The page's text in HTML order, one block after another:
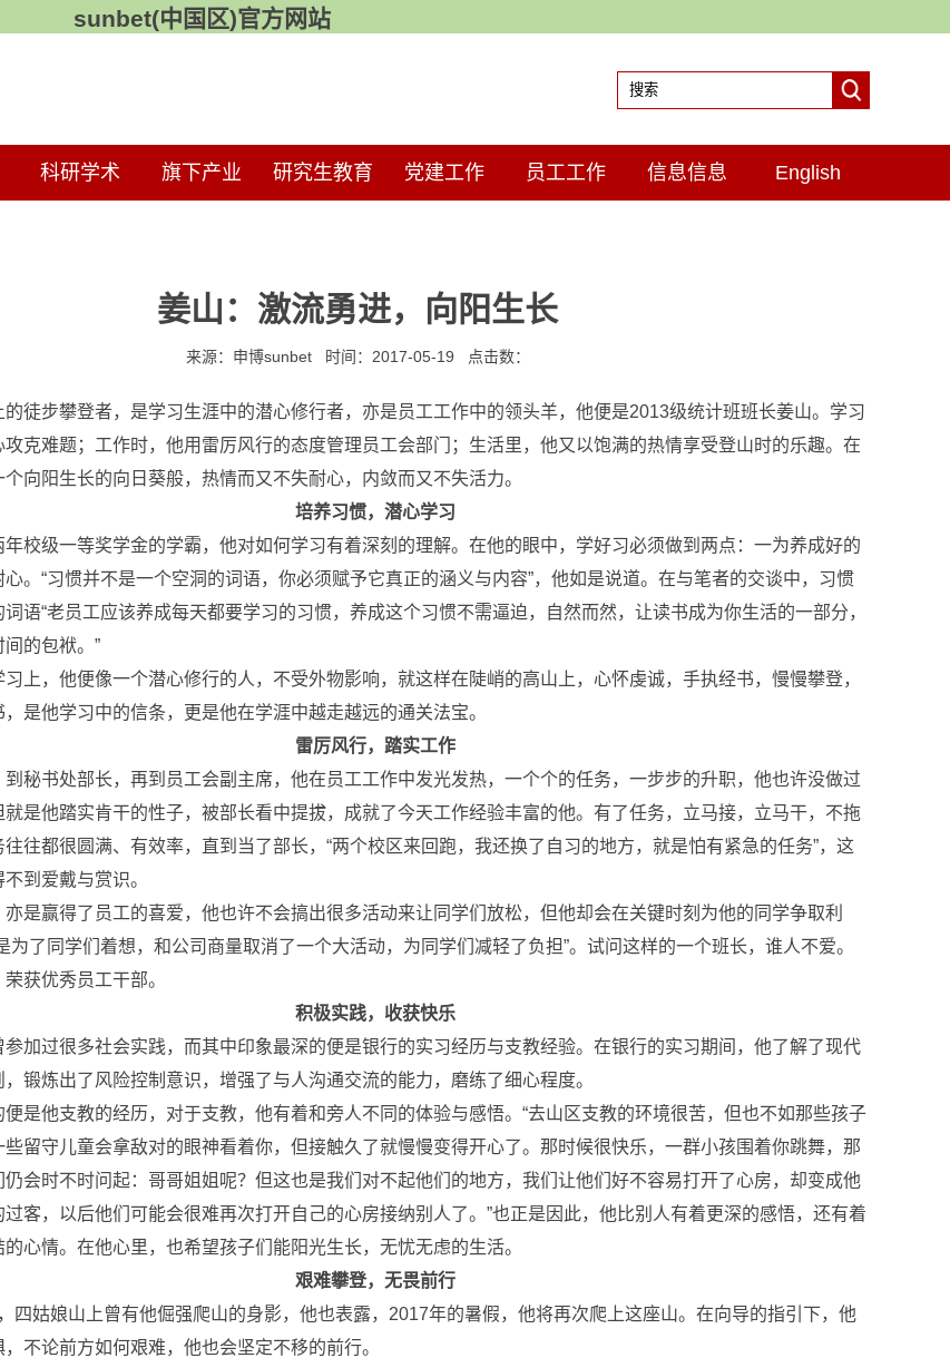
sunbet(中国区)官方网站
科研学术 旗下产业 研究生教育 党建工作 员工工作 信息信息 English
姜山：激流勇进，向阳生长
来源：申博sunbet 时间：2017-05-19 点击数：
徒步攀登者，是学习生涯中的潜心修行者，亦是员工工作中的领头羊，他便是2013级统计班班长姜山。学习
克难题；工作时，他用雷厉风行的态度管理员工会部门；生活里，他又以饱满的热情享受登山时的乐趣。在
向阳生长的向日葵般，热情而又不失耐心，内敛而又不失活力。
培养习惯，潜心学习
校级一等奖学金的学霸，他对如何学习有着深刻的理解。在他的眼中，学好习必须做到两点：一为养成好的
。“习惯并不是一个空洞的词语，你必须赋予它真正的涵义与内容”，他如是说道。在与笔者的交谈中，习惯
语“老员工应该养成每天都要学习的习惯，养成这个习惯不需逼迫，自然而然，让读书成为你生活的一部分，
的包袱。”
习上，他便像一个潜心修行的人，不受外物影响，就这样在陡峭的高山上，心怀虔诚，手执经书，慢慢攀登，
是他学习中的信条，更是他在学涯中越走越远的通关法宝。
雷厉风行，踏实工作
到秘书处部长，再到员工会副主席，他在员工工作中发光发热，一个个的任务，一步步的升职，他也许没做过
是他踏实肯干的性子，被部长看中提拔，成就了今天工作经验丰富的他。有了任务，立马接，立马干，不拖
往都很圆满、有效率，直到当了部长，“两个校区来回跑，我还换了自习的地方，就是怕有紧急的任务”，这
到爱戴与赏识。
是赢得了员工的喜爱，他也许不会搞出很多活动来让同学们放松，但他却会在关键时刻为他的同学争取利
为了同学们着想，和公司商量取消了一个大活动，为同学们减轻了负担”。试问这样的一个班长，谁人不爱。
获优秀员工干部。
积极实践，收获快乐
参加过很多社会实践，而其中印象最深的便是银行的实习经历与支教经验。在银行的实习期间，他了解了现代
锻炼出了风险控制意识，增强了与人沟通交流的能力，磨练了细心程度。
便是他支教的经历，对于支教，他有着和旁人不同的体验与感悟。“去山区支教的环境很苦，但也不如那些孩子
留守儿童会拿敌对的眼神看着你，但接触久了就慢慢变得开心了。那时候很快乐，一群小孩围着你跳舞，那
会时不时问起：哥哥姐姐呢？但这也是我们对不起他们的地方，我们让他们好不容易打开了心房，却变成他
客，以后他们可能会很难再次打开自己的心房接纳别人了。”也正是因此，他比别人有着更深的感悟，还有着
心情。在他心里，也希望孩子们能阳光生长，无忧无虑的生活。
艰难攀登，无畏前行
四姑娘山上曾有他倔强爬山的身影，他也表露，2017年的暑假，他将再次爬上这座山。在向导的指引下，他
不论前方如何艰难，他也会坚定不移的前行。